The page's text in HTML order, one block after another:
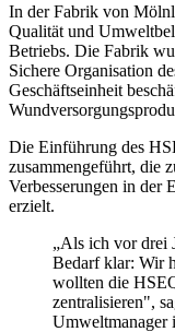
In der Fabrik von
Qualität und
Betriebs. Die Fabrik
Sichere Organisation
Geschäftseinheit
Die Einführung des
zusammengeführt, die
Verbesserungen in der
erzielt.
„Als ich vor drei
Bedarf klar: Wir
wollten die
zentralisieren",